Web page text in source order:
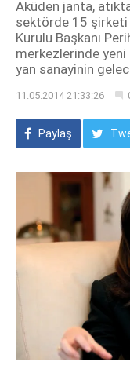
Aküden janta,
sektörde 15
Kurulu Başkanı
merkezlerinde
yan sanayinin
11.05.2014 21:33:26
Paylaş